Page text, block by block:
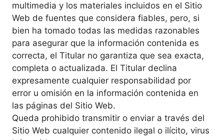
multimedia y los materiales incluidos en el Sitio
Web de fuentes que considera fiables, pero, si
bien ha tomado todas las medidas razonables
para asegurar que la información contenida es
correcta, el Titular no garantiza que sea exacta,
completa o actualizada. El Titular declina
expresamente cualquier responsabilidad por
error u omisión en la información contenida en
las páginas del Sitio Web.
Queda prohibido transmitir o enviar a través del
Sitio Web cualquier contenido ilegal o ilícito, virus